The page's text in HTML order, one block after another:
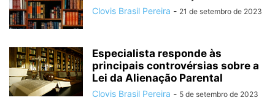
Clovis Brasil Pereira - 21 de setembro de 2023
Especialista responde às
principais controvérsias sobre a
Lei da Alienação Parental
Clovis Brasil Pereira - 5 de setembro de 2023